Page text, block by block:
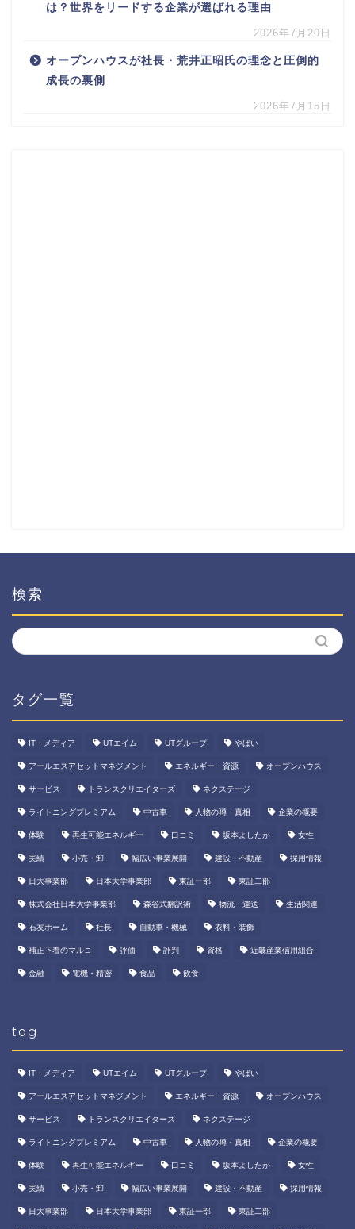
は？世界をリードする企業が選ばれる理由
2026年7月20日
オープンハウスが社長・荒井正昭氏の理念と圧倒的
成長の裏側
2026年7月15日
検索
タグ一覧
IT・メディア UTエイム UTグループ やばい
アールエスアセットマネジメント エネルギー・資源 オープンハウス
サービス トランスクリエイターズ ネクステージ
ライトニングプレミアム 中古車 人物の噂・真相 企業の概要
体験 再生可能エネルギー 口コミ 坂本よしたか 女性
実績 小売・卸 幅広い事業展開 建設・不動産 採用情報
日大事業部 日本大学事業部 東証一部 東証二部
株式会社日本大学事業部 森谷式翻訳術 物流・運送 生活関連
石友ホーム 社長 自動車・機械 衣料・装飾
補正下着のマルコ 評価 評判 資格 近畿産業信用組合
金融 電機・精密 食品 飲食
tag
IT・メディア UTエイム UTグループ やばい
アールエスアセットマネジメント エネルギー・資源 オープンハウス
サービス トランスクリエイターズ ネクステージ
ライトニングプレミアム 中古車 人物の噂・真相 企業の概要
体験 再生可能エネルギー 口コミ 坂本よしたか 女性
実績 小売・卸 幅広い事業展開 建設・不動産 採用情報
日大事業部 日本大学事業部 東証一部 東証二部